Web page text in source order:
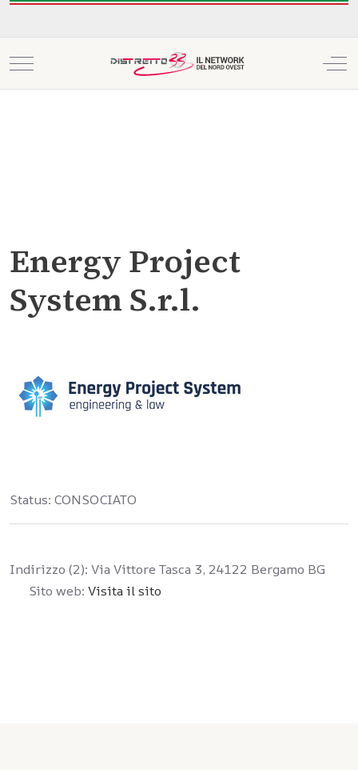
Mobile Menu Toggle
Energy Project
System S.r.l.
Status: CONSOCIATO
Indirizzo (2): Via Vittore Tasca 3, 24122 Bergamo BG
Sito web: Visita il sito